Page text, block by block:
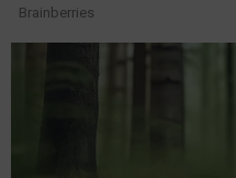
Brainberries